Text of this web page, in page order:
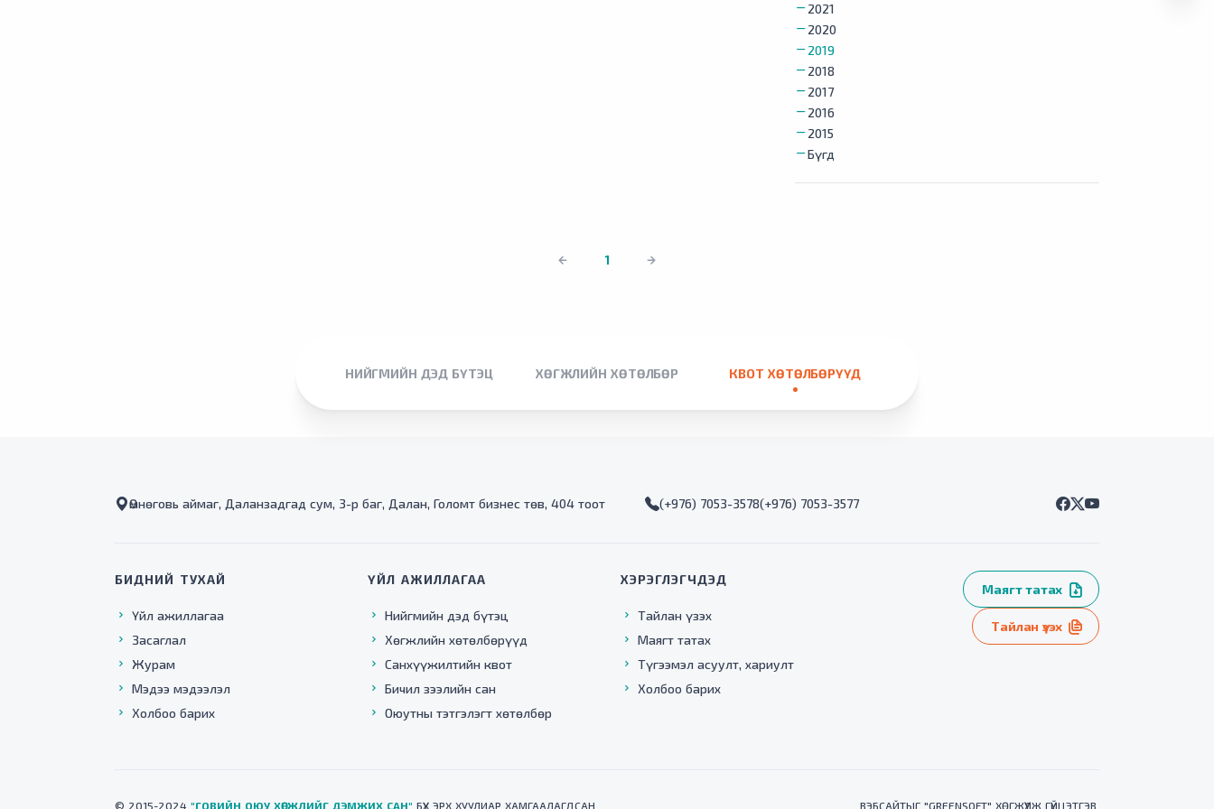
2021
2020
2019
2018
2017
2016
2015
Бүгд
1
НИЙГМИЙН ДЭД БҮТЭЦ ХӨГЖЛИЙН ХӨТӨЛБӨР КВОТ ХӨТӨЛБӨРҮҮД
Өмнөговь аймаг, Даланзадгад сум, 3-р баг, Далан, Голомт бизнес төв, 404 тоот (+976) 7053-3578(+976) 7053-3577
БИДНИЙ ТУХАЙ
Үйл ажиллагаа
Засаглал
Журам
Мэдээ мэдээлэл
Холбоо барих
ҮЙЛ АЖИЛЛАГАА
Нийгмийн дэд бүтэц
Хөгжлийн хөтөлбөрүүд
Санхүүжилтийн квот
Бичил зээлийн сан
Оюутны тэтгэлэгт хөтөлбөр
ХЭРЭГЛЭГЧДЭД
Тайлан үзэх
Маягт татах
Түгээмэл асуулт, хариулт
Холбоо барих
Маягт татах
Тайлан үзэх
© 2015-2024 "ГОВИЙН ОЮУ ХӨГЖЛИЙГ ДЭМЖИХ САН" БҮХ ЭРХ ХУУЛИАР ХАМГААЛАГДСАН ВЭБСАЙТЫГ "GREENSOFT" ХӨГЖҮҮЛЖ ГҮЙЦЭТГЭВ.